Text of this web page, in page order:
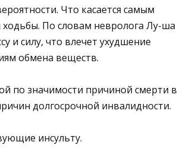
Что касается самым
По словам невролога Лу-ша
и силу, что влечет ухудшение
обмена веществ.
по значимости причиной смерти в
долгосрочной инвалидности.
инсульту.